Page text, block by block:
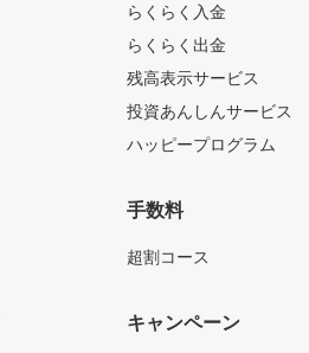
らくらく入金
らくらく出金
残高表示サービス
投資あんしんサービス
ハッピープログラム
手数料
超割コース
キャンペーン